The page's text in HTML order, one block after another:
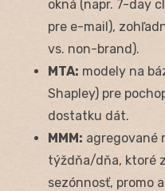
okná (napr. 7-day
pre e-mail),
vs. non-brand).
MTA: modely na
Shapley) pre
dostatku dát.
MMM: agregované
týždňa/dňa, ktoré
sezónnosť, promo